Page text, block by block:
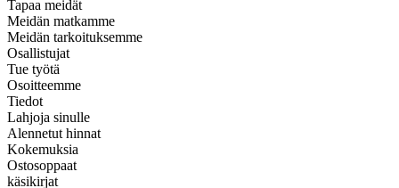
Tapaa meidät
Meidän matkamme
Meidän tarkoituksemme
Osallistujat
Tue työtä
Osoitteemme
Tiedot
Lahjoja sinulle
Alennetut hinnat
Kokemuksia
Ostosoppaat
käsikirjat